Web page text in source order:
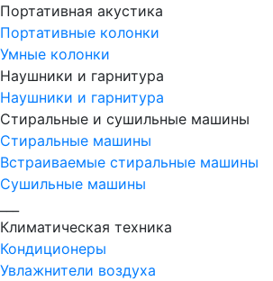
Портативная акустика
Портативные колонки
Умные колонки
Наушники и гарнитура
Наушники и гарнитура
Стиральные и сушильные машины
Стиральные машины
Встраиваемые стиральные машины
Сушильные машины
Климатическая техника
Кондиционеры
Увлажнители воздуха